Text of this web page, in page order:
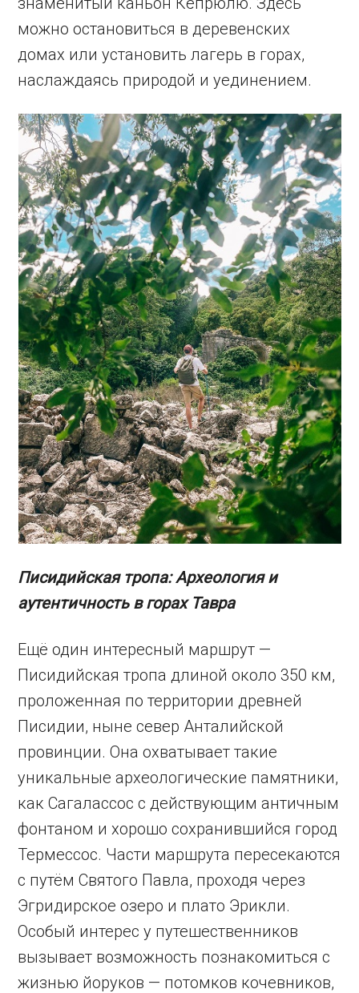
можно остановиться в деревенских
домах или установить лагерь в горах,
наслаждаясь природой и уединением.
Писидийская тропа: Археология и
аутентичность в горах Тавра
Ещё один интересный маршрут —
Писидийская тропа длиной около 350 км,
проложенная по территории древней
Писидии, ныне север Анталийской
провинции. Она охватывает такие
уникальные археологические памятники,
как Сагалассос с действующим античным
фонтаном и хорошо сохранившийся город
Термессос. Части маршрута пересекаются
с путём Святого Павла, проходя через
Эгридирское озеро и плато Эрикли.
Особый интерес у путешественников
вызывает возможность познакомиться с
жизнью йоруков — потомков кочевников,